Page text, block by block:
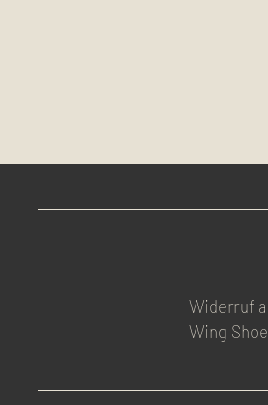
Widerruf
Wing